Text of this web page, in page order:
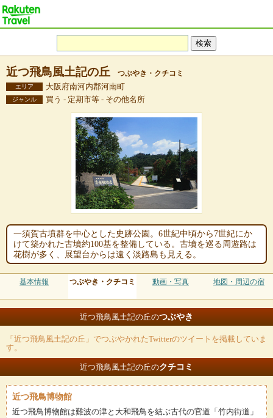
近つ飛鳥風土記の丘 つぶやき・クチコミ
エリア 大阪府南河内郡河南町
ジャンル 買う - 定期市等 - その他名所
一須賀古墳群を中心とした史跡公園。6世紀中頃から7世紀にか
けて築かれた古墳約100基を整備している。古墳を巡る周遊路は
花樹が多く、展望台からは遠く淡路島も見える。
基本情報 つぶやき・クチコミ 動画・写真 地図・周辺の宿
近つ飛鳥風土記の丘のつぶやき
「近つ飛鳥風土記の丘」でつぶやかれたTwitterのツイートを掲載していま
す。
近つ飛鳥風土記の丘のクチコミ
近つ飛鳥博物館
近つ飛鳥博物館は難波の津と大和飛鳥を結ぶ古代の官道「竹内街道」